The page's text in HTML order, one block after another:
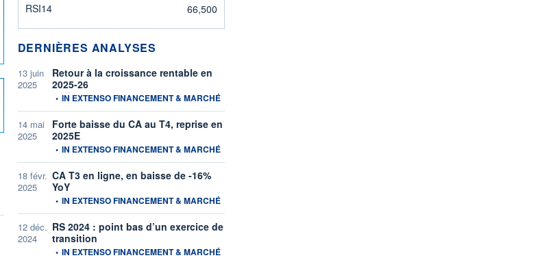
RSI14
66,500
DERNIÈRES ANALYSES
13 juin
2025
Retour à la croissance rentable en
2025-26
information fournie par
• IN EXTENSO FINANCEMENT & MARCHÉ
14 mai
2025
Forte baisse du CA au T4, reprise en
2025E
information fournie par
• IN EXTENSO FINANCEMENT & MARCHÉ
18 févr.
2025
CA T3 en ligne, en baisse de -16%
YoY
information fournie par
• IN EXTENSO FINANCEMENT & MARCHÉ
12 déc.
2024
RS 2024 : point bas d’un exercice de
transition
information fournie par
• IN EXTENSO FINANCEMENT & MARCHÉ